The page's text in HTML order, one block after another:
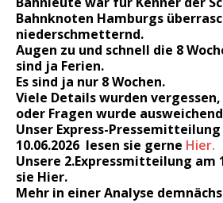
Bahnknoten Hamburgs
niederschmetternd.
Augen zu und schnell die 8
sind ja Ferien.
Es sind ja nur 8 Wochen.
Viele Details wurden
oder Fragen wurde
Unser Express-
10.06.2026 lesen sie gerne Hier.
Unsere 2.Expressmitteilung am
sie Hier.
Mehr in einer Analyse